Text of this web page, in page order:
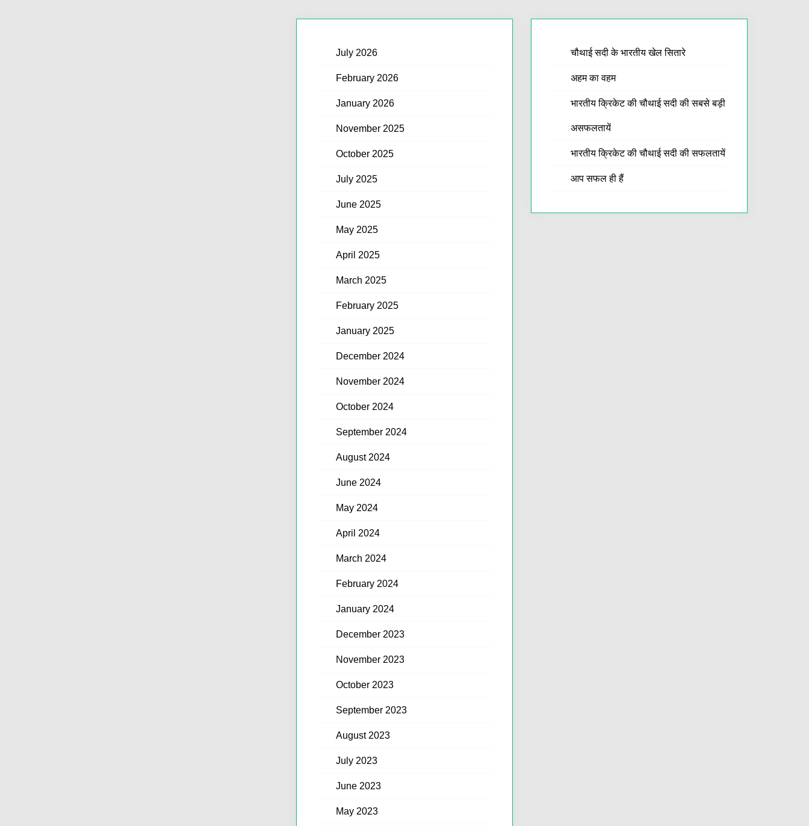
July 2026
February 2026
January 2026
November 2025
October 2025
July 2025
June 2025
May 2025
April 2025
March 2025
February 2025
January 2025
December 2024
November 2024
October 2024
September 2024
August 2024
June 2024
May 2024
April 2024
March 2024
February 2024
January 2024
December 2023
November 2023
October 2023
September 2023
August 2023
July 2023
June 2023
May 2023
चौथाई सदी के भारतीय खेल सितारे
अहम का वहम
भारतीय क्रिकेट की चौथाई सदी की सबसे बड़ी
असफलतायें
भारतीय क्रिकेट की चौथाई सदी की सफलतायें
आप सफल ही हैं